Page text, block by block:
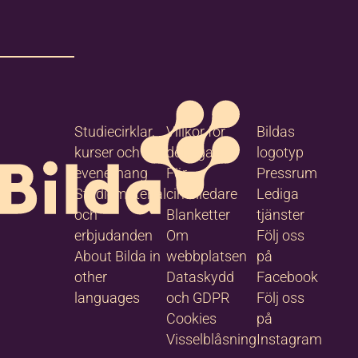
och
samt
854 12 99
Studiecirklar,
kurser och
evenemang
Studiematerial
och
erbjudanden
About Bilda in
other
languages
Villkor för
deltagare
För
cirkelledare
Blanketter
Om
webbplatsen
Dataskydd
och GDPR
Cookies
Visselblåsning
Bildas
logotyp
Pressrum
Lediga
tjänster
Följ oss
på
Facebook
Följ oss
på
Instagram